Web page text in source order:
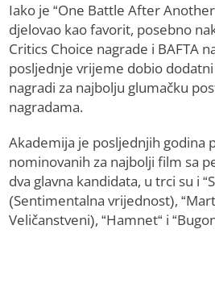
Iako je “One Battle After
djelovao kao favorit, posebno
Critics Choice nagrade i BAFTA
posljednje vrijeme dobio
nagradi za najbolju glumačku
nagradama.
Akademija je posljednjih godina
nominovanih za najbolji film sa
dva glavna kandidata, u trci su i
(Sentimentalna vrijednost),
Veličanstveni), “Hamnet“ i